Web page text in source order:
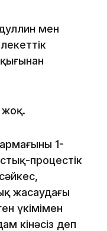
мен
жоқ.
1-
процестік
жасаудағы
үкімімен
кінәсіз деп